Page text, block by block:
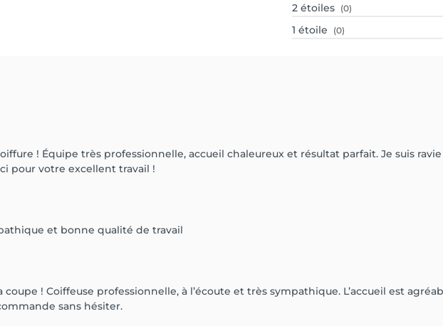
2 étoiles (0)
1 étoile (0)
! Équipe très professionnelle, accueil chaleureux et résultat parfait. Je suis
pour votre excellent travail !
et bonne qualité de travail
coupe ! Coiffeuse professionnelle, à l’écoute et très sympathique. L’accueil est
sans hésiter.